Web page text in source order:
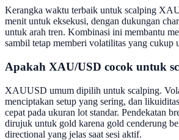
Kerangka waktu terbaik untuk scalping
menit untuk eksekusi, dengan dukungan
untuk arah tren. Kombinasi ini membantu
sambil tetap memberi volatilitas yang cukup
Apakah XAU/USD cocok untuk
XAUUSD umum dipilih untuk scalping.
menciptakan setup yang sering, dan
cepat pada ukuran lot standar. Pendekatan
dirujuk untuk gold karena gold cenderung
directional yang jelas saat sesi aktif.